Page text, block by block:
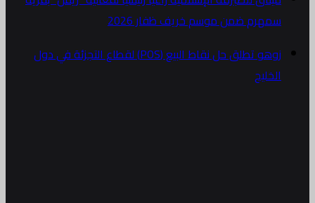
سمهرم ضمن موسم خريف ظفار 2026
زوهو تطلق حل نقاط البيع (POS) لقطاع التجزئة في دول
الخليج